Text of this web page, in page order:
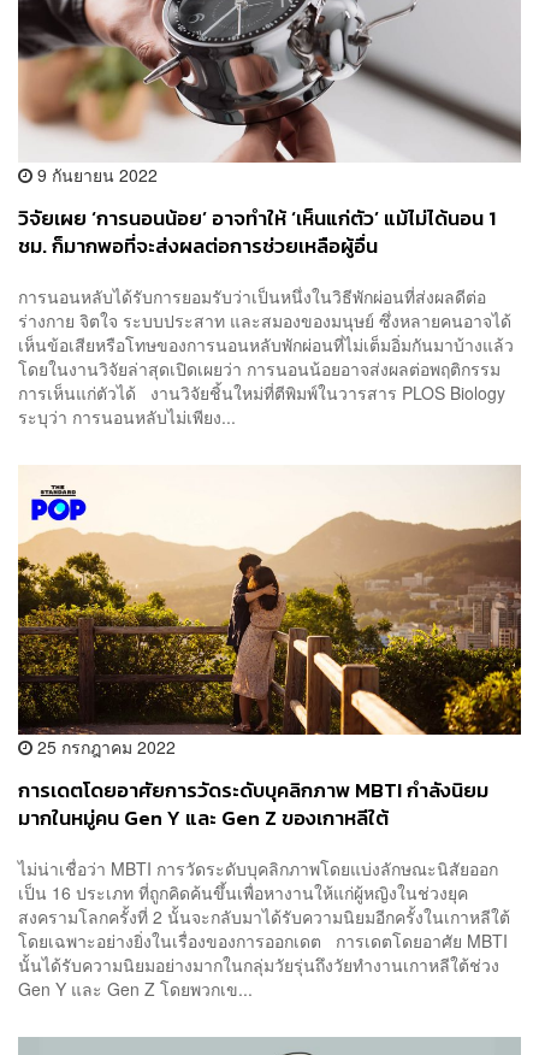
9 กันยายน 2022
วิจัยเผย ‘การนอนน้อย’ อาจทำให้ ‘เห็นแก่ตัว’ แม้ไม่ได้นอน 1
ชม. ก็มากพอที่จะส่งผลต่อการช่วยเหลือผู้อื่น
การนอนหลับได้รับการยอมรับว่าเป็นหนึ่งในวิธีพักผ่อนที่ส่งผลดีต่อ
ร่างกาย จิตใจ ระบบประสาท และสมองของมนุษย์ ซึ่งหลายคนอาจได้
เห็นข้อเสียหรือโทษของการนอนหลับพักผ่อนที่ไม่เต็มอิ่มกันมาบ้างแล้ว
โดยในงานวิจัยล่าสุดเปิดเผยว่า การนอนน้อยอาจส่งผลต่อพฤติกรรม
การเห็นแก่ตัวได้ งานวิจัยชิ้นใหม่ที่ตีพิมพ์ในวารสาร PLOS Biology
ระบุว่า การนอนหลับไม่เพียง...
25 กรกฎาคม 2022
การเดตโดยอาศัยการวัดระดับบุคลิกภาพ MBTI กำลังนิยม
มากในหมู่คน Gen Y และ Gen Z ของเกาหลีใต้
ไม่น่าเชื่อว่า MBTI การวัดระดับบุคลิกภาพโดยแบ่งลักษณะนิสัยออก
เป็น 16 ประเภท ที่ถูกคิดค้นขึ้นเพื่อหางานให้แก่ผู้หญิงในช่วงยุค
สงครามโลกครั้งที่ 2 นั้นจะกลับมาได้รับความนิยมอีกครั้งในเกาหลีใต้
โดยเฉพาะอย่างยิ่งในเรื่องของการออกเดต การเดตโดยอาศัย MBTI
นั้นได้รับความนิยมอย่างมากในกลุ่มวัยรุ่นถึงวัยทำงานเกาหลีใต้ช่วง
Gen Y และ Gen Z โดยพวกเข...